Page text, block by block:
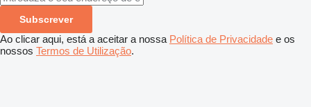
Subscrever
Ao clicar aqui, está a aceitar a nossa Política de Privacidade e os
nossos Termos de Utilização.